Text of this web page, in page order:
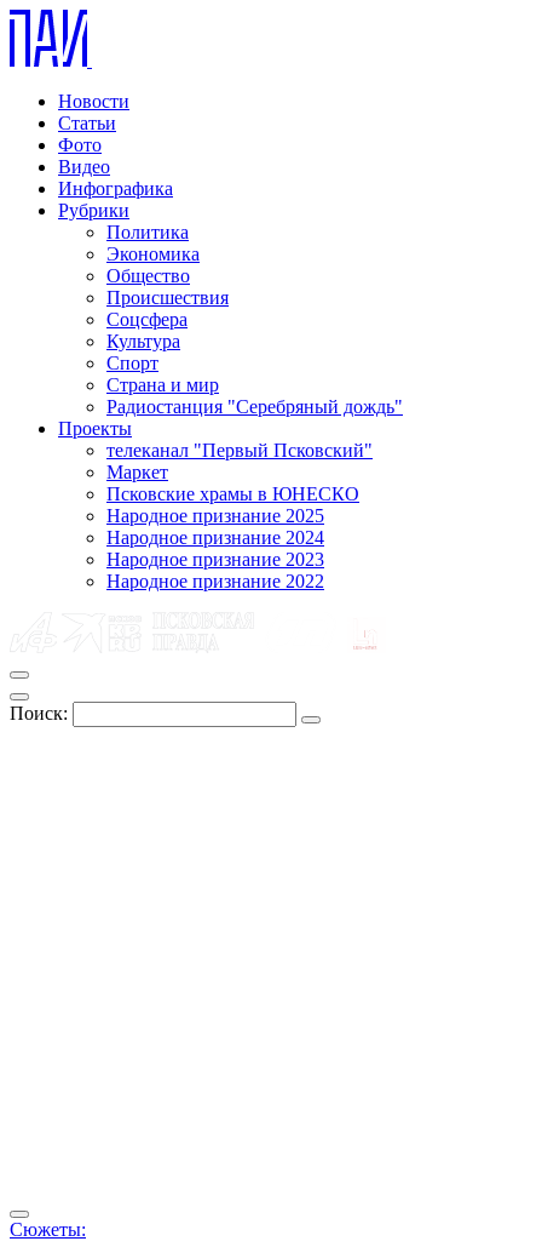
Новости
Статьи
Фото
Видео
Инфографика
Рубрики
Политика
Экономика
Общество
Происшествия
Соцсфера
Культура
Спорт
Страна и мир
Радиостанция "Серебряный дождь"
Проекты
телеканал "Первый Псковский"
Маркет
Псковские храмы в ЮНЕСКО
Народное признание 2025
Народное признание 2024
Народное признание 2023
Народное признание 2022
Поиск:
Сюжеты: